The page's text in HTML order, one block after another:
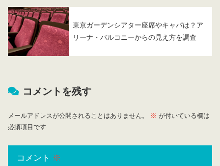
東京ガーデンシアター座席やキャパは？ア
リーナ・バルコニーからの見え方を調査
コメントを残す
メールアドレスが公開されることはありません。 ※ が付いている欄は
必須項目です
コメント ※